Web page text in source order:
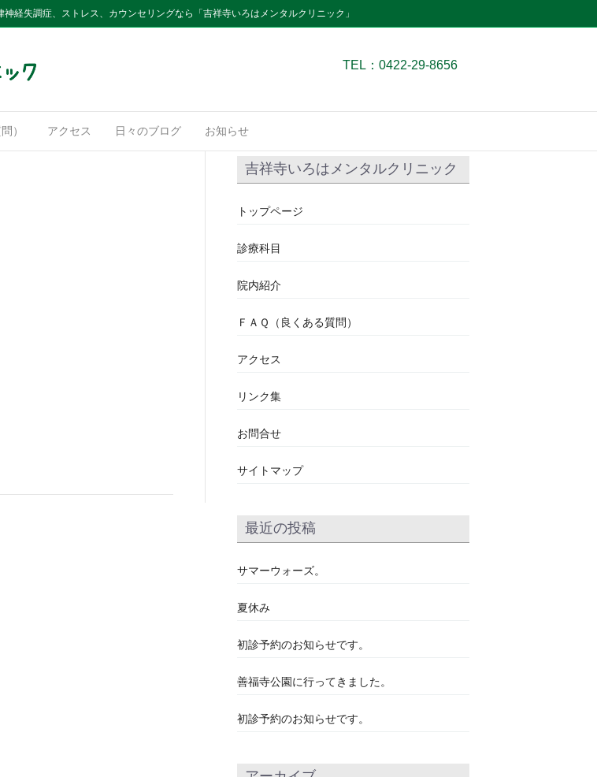
経失調症、ストレス、カウンセリングなら「吉祥寺いろはメンタルクリニック」
TEL：0422-29-8656
） アクセス 日々のブログ お知らせ
吉祥寺いろはメンタルクリニック
トップページ
診療科目
院内紹介
ＦＡＱ（良くある質問）
アクセス
リンク集
お問合せ
サイトマップ
最近の投稿
サマーウォーズ。
夏休み
初診予約のお知らせです。
善福寺公園に行ってきました。
初診予約のお知らせです。